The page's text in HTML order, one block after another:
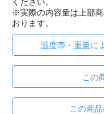
※実際の内容量は上部
おります。
温度帯・重量に
この
この商